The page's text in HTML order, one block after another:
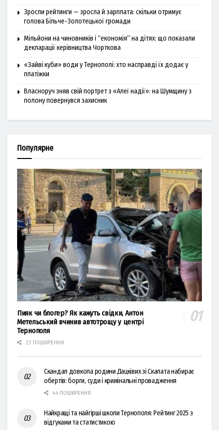
Зросли рейтинги — зросла й зарплата: скільки отримує
голова Більче-Золотецької громади
Мільйони на чиновників і “економія” на дітях: що показали
декларації керівництва Чорткова
«Зайві куби» води у Тернополі: хто насправді їх додає у
платіжки
Власноруч зняв свій портрет з «Алеї надії»: на Шумщину з
полону повернувся захисник
Популярне
Пияк чи блогер? Як кажуть свідки, Антон
Метельський вчинив автотрощу у центрі
Тернополя
23 ПОШИРЕННЯ
Скандал довкола родини Дацківих зі Скалата набирає
обертів: борги, суди і кримінальні провадження
44 ПОШИРЕННЯ
Найкращі та найгірші школи Тернополя: Рейтинг 2025 з
відгуками та статистикою